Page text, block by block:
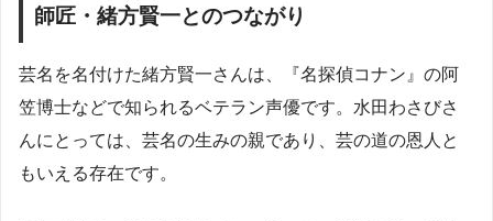
師匠・緒方賢一とのつながり
芸名を名付けた緒方賢一さんは、『名探偵コナン』の阿
笠博士などで知られるベテラン声優です。水田わさびさ
んにとっては、芸名の生みの親であり、芸の道の恩人と
もいえる存在です。